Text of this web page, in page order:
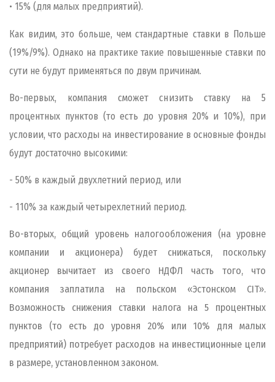
• 15% (для малых предприятий).
Как видим, это больше, чем стандартные ставки в Польше
(19%/9%). Однако на практике такие повышенные ставки по
сути не будут применяться по двум причинам.
Во-первых, компания сможет снизить ставку на 5
процентных пунктов (то есть до уровня 20% и 10%), при
условии, что расходы на инвестирование в основные фонды
будут достаточно высокими:
- 50% в каждый двухлетний период, или
- 110% за каждый четырехлетний период.
Во-вторых, общий уровень налогообложения (на уровне
компании и акционера) будет снижаться, поскольку
акционер вычитает из своего НДФЛ часть того, что
компания заплатила на польском «Эстонском CIT».
Возможность снижения ставки налога на 5 процентных
пунктов (то есть до уровня 20% или 10% для малых
предприятий) потребует расходов на инвестиционные цели
в размере, установленном законом.